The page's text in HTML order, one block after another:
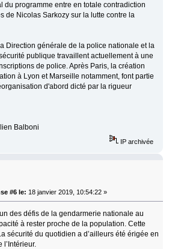
du programme entre en totale contradiction
de Nicolas Sarkozy sur la lutte contre la
Direction générale de la police nationale et la
publique travaillent actuellement à une
de police. Après Paris, la création
à Lyon et Marseille notamment, font partie
d'abord dicté par la rigueur
Balboni
IP archivée
#6 le: 18 janvier 2019, 10:54:22 »
des défis de la gendarmerie nationale au
à rester proche de la population. Cette
sécurité du quotidien a d’ailleurs été érigée en
l’Intérieur.